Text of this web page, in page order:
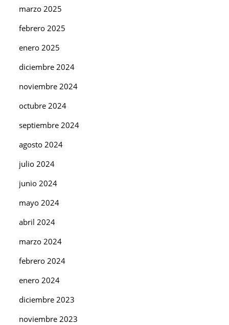
marzo 2025
febrero 2025
enero 2025
diciembre 2024
noviembre 2024
octubre 2024
septiembre 2024
agosto 2024
julio 2024
junio 2024
mayo 2024
abril 2024
marzo 2024
febrero 2024
enero 2024
diciembre 2023
noviembre 2023